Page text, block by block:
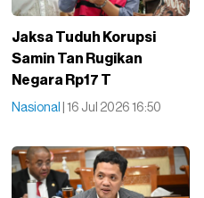
Jaksa Tuduh Korupsi
Samin Tan Rugikan
Negara Rp17 T
Nasional | 16 Jul 2026 16:50